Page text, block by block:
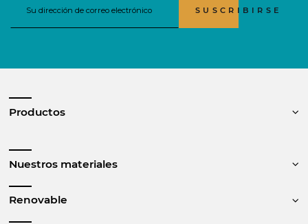
SUSCRIBIRSE
Productos
Nuestros materiales
Renovable